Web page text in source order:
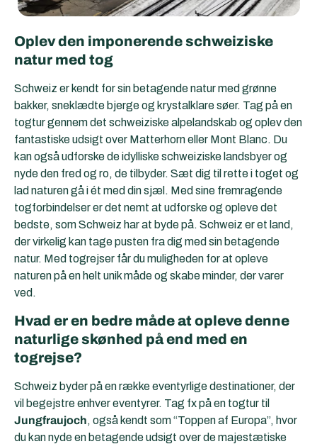
Oplev den imponerende schweiziske
natur med tog
Schweiz er kendt for sin betagende natur med grønne
bakker, sneklædte bjerge og krystalklare søer. Tag på en
togtur gennem det schweiziske alpelandskab og oplev den
fantastiske udsigt over Matterhorn eller Mont Blanc. Du
kan også udforske de idylliske schweiziske landsbyer og
nyde den fred og ro, de tilbyder. Sæt dig til rette i toget og
lad naturen gå i ét med din sjæl. Med sine fremragende
togforbindelser er det nemt at udforske og opleve det
bedste, som Schweiz har at byde på. Schweiz er et land,
der virkelig kan tage pusten fra dig med sin betagende
natur. Med togrejser får du muligheden for at opleve
naturen på en helt unik måde og skabe minder, der varer
ved.
Hvad er en bedre måde at opleve denne
naturlige skønhed på end med en
togrejse?
Schweiz byder på en række eventyrlige destinationer, der
vil begejstre enhver eventyrer. Tag fx på en togtur til
Jungfraujoch, også kendt som “Toppen af Europa”, hvor
du kan nyde en betagende udsigt over de majestætiske